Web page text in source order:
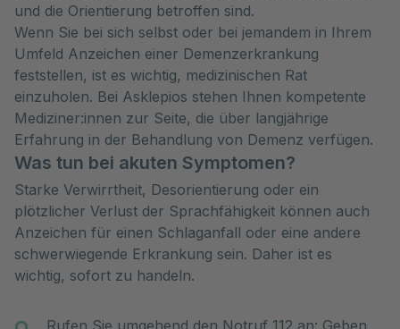
und die Orientierung betroffen sind.
Wenn Sie bei sich selbst oder bei jemandem in Ihrem
Umfeld Anzeichen einer Demenzerkrankung
feststellen, ist es wichtig, medizinischen Rat
einzuholen. Bei Asklepios stehen Ihnen kompetente
Mediziner:innen zur Seite, die über langjährige
Erfahrung in der Behandlung von Demenz verfügen.
Was tun bei akuten Symptomen?
Starke Verwirrtheit, Desorientierung oder ein
plötzlicher Verlust der Sprachfähigkeit können auch
Anzeichen für einen Schlaganfall oder eine andere
schwerwiegende Erkrankung sein. Daher ist es
wichtig, sofort zu handeln.